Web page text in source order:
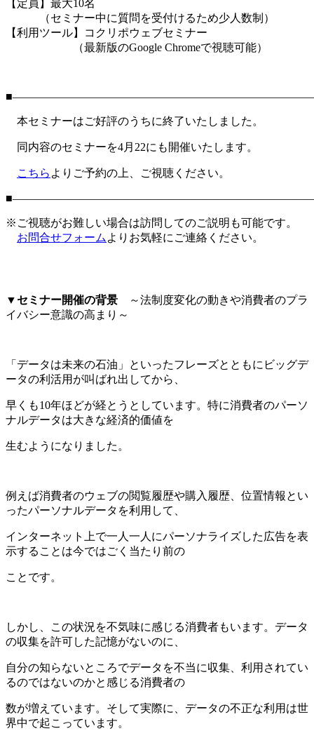
【定員】最大10名
（セミナー中に質問を受付けるため少人数制）
【利用ツール】コクリポウェブセミナー
（最新版のGoogle Chromeで視聴可能）
本セミナーはご好評のうちに終了いたしました。
同内容のセミナーを4月22にも開催いたします。
こちら よりご予約の上、ご視聴ください。
※ご視聴がお難しい場合は訪問してのご説明も可能です。
お問合せフォーム よりお気軽にご連絡ください。
▼セミナー開催の背景
～法制度変化の動きや消費者のプラ
イバシー意識の高まり～
「データは未来の石油」といったフレーズとともにビッグデ
ータの利活用が叫ばれ出してから、
早くも10年ほどが経とうとしています。 特に消費者のパーソ
ナルデータは大きな経済的価値を
生むようになりました。
例えば消費者のウェブの閲覧履歴や購入履歴、位置情報とい
ったパーソナルデータを利用して、
インターネット上で一人一人にパーソナライズした広告を表
示することは今ではごく当たり前の
ことです。
しかし、この状況を不気味に感じる消費者もいます。データ
の収集を許可した記憶がないのに、
自分の知らないところでデータを不当に収集、利用されてい
るのではないのかと感じる消費者の
数が増えています。そして実際に、データの不正な利用は世
界中で起こっています。